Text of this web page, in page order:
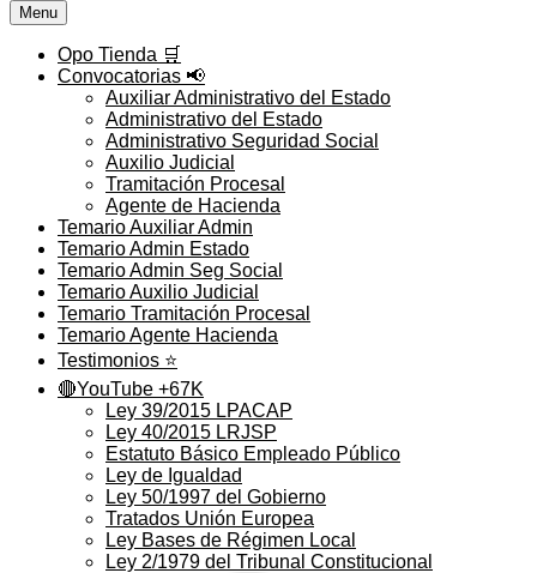
Menu
Opo Tienda 🛒
Convocatorias 📢
Auxiliar Administrativo del Estado
Administrativo del Estado
Administrativo Seguridad Social
Auxilio Judicial
Tramitación Procesal
Agente de Hacienda
Temario Auxiliar Admin
Temario Admin Estado
Temario Admin Seg Social
Temario Auxilio Judicial
Temario Tramitación Procesal
Temario Agente Hacienda
Testimonios ⭐️
🔴YouTube +67K
Ley 39/2015 LPACAP
Ley 40/2015 LRJSP
Estatuto Básico Empleado Público
Ley de Igualdad
Ley 50/1997 del Gobierno
Tratados Unión Europea
Ley Bases de Régimen Local
Ley 2/1979 del Tribunal Constitucional